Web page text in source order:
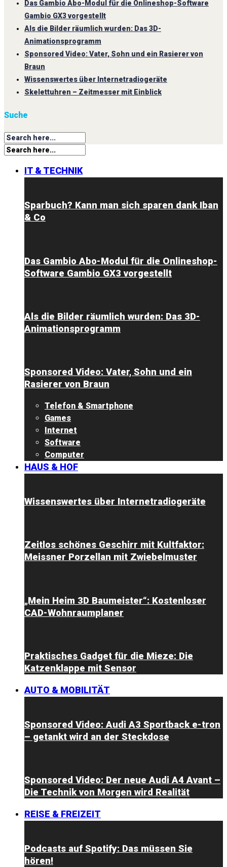
Das Gambio Abo-Modul für die Onlineshop-Software
Gambio GX3 vorgestellt
Als die Bilder räumlich wurden: Das 3D-
Animationsprogramm
Sponsored Video: Vater, Sohn und ein Rasierer von
Braun
Wissenswertes über Internetradiogeräte
Skelettuhren – Zeitmesser mit Einblick
Suche
IT & TECHNIK
Sparbuch? Kann man sich sparen dank Iban
& Co
Das Gambio Abo-Modul für die Onlineshop-
Software Gambio GX3 vorgestellt
Als die Bilder räumlich wurden: Das 3D-
Animationsprogramm
Sponsored Video: Vater, Sohn und ein
Rasierer von Braun
Telefon & Smartphone
Games
Internet
Software
Computer
HAUS & HOF
Wissenswertes über Internetradiogeräte
Zeitlos schönes Geschirr mit Kultfaktor:
Meissner Porzellan mit Zwiebelmuster
„Mein Heim 3D Baumeister“: Kostenloser
CAD-Wohnraumplaner
Praktisches Gadget für die Mieze: Die
Katzenklappe mit Sensor
AUTO & MOBILITÄT
Sponsored Video: Audi A3 Sportback e-tron
– getankt wird an der Steckdose
Sponsored Video: Der neue Audi A4 Avant –
Die Technik von Morgen wird Realität
REISE & FREIZEIT
Podcasts auf Spotify: Das müssen Sie
hören!